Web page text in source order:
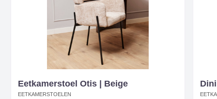
Eetkamerstoel Otis | Beige
EETKAMERSTOELEN